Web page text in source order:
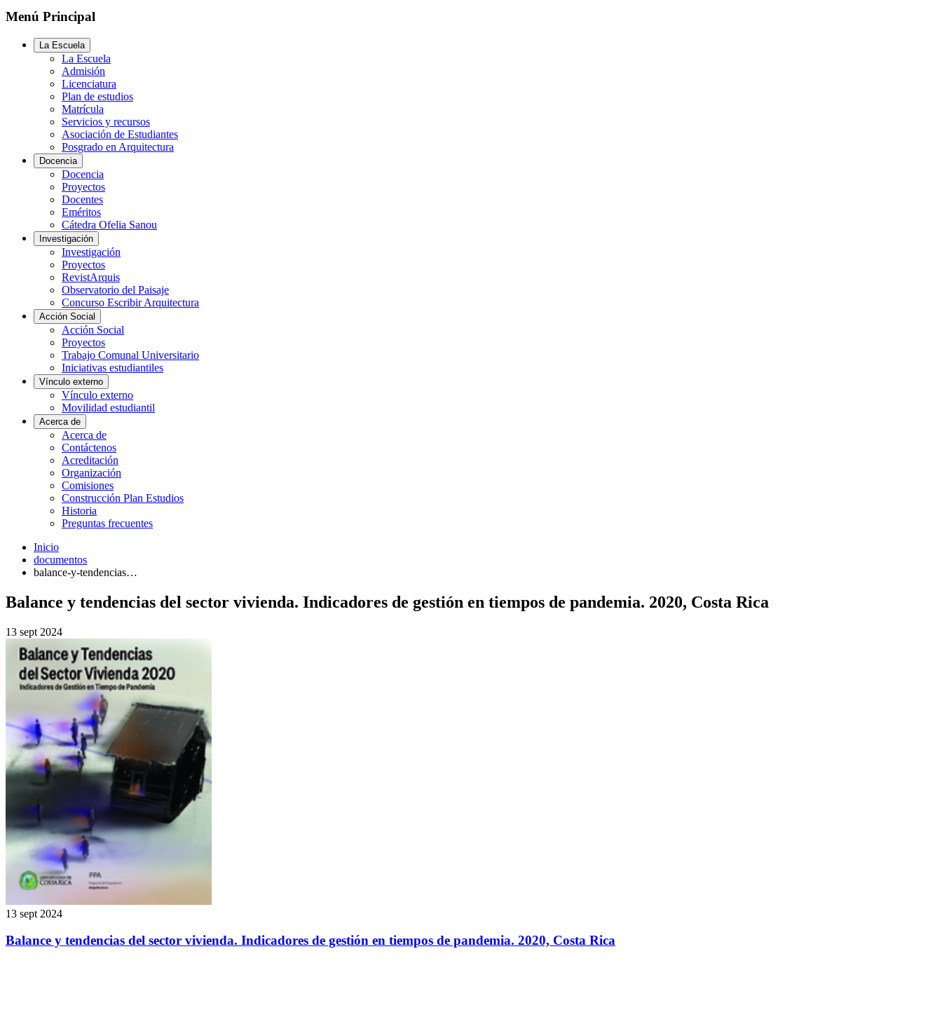
Menú Principal
La Escuela
La Escuela
Admisión
Licenciatura
Plan de estudios
Matrícula
Servicios y recursos
Asociación de Estudiantes
Posgrado en Arquitectura
Docencia
Docencia
Proyectos
Docentes
Eméritos
Cátedra Ofelia Sanou
Investigación
Investigación
Proyectos
RevistArquis
Observatorio del Paisaje
Concurso Escribir Arquitectura
Acción Social
Acción Social
Proyectos
Trabajo Comunal Universitario
Iniciativas estudiantiles
Vínculo externo
Vínculo externo
Movilidad estudiantil
Acerca de
Acerca de
Contáctenos
Acreditación
Organización
Comisiones
Construcción Plan Estudios
Historia
Preguntas frecuentes
Inicio
documentos
balance-y-tendencias…
Balance y tendencias del sector vivienda. Indicadores de gestión en tiempos de pandemia. 2020, Costa Rica
13 sept 2024
13 sept 2024
Balance y tendencias del sector vivienda. Indicadores de gestión en tiempos de pandemia. 2020, Costa Rica